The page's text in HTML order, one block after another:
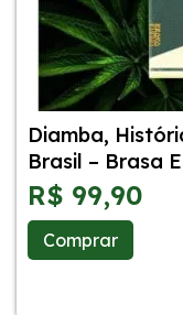
Diamba,
Brasil – Brasa
R$ 99,90
Comprar